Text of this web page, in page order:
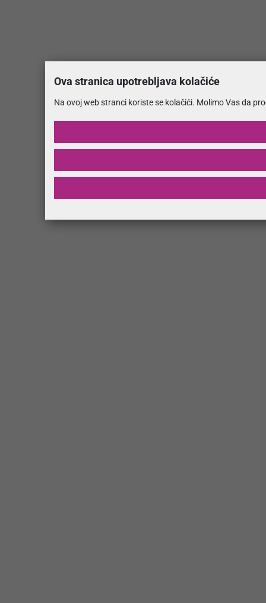
Ova stranica upotrebljava kolačiće
Na ovoj web stranci koriste se kolačići. Molimo Vas da